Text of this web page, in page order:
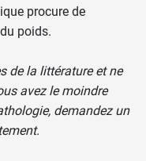
procure de
poids.
de la littérature et ne
avez le moindre
demandez un